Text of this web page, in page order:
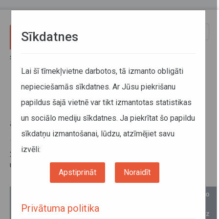
Sākums
Par starptautisko pārvadājumu atļauju skaitu 2015.gadam
Par starptautisko pārvadājumu
atļauju skaitu 2015.gadam
19. novembris 2015
2015.gada starptautisko autopārvadājumu atļauju kvotas
un uz 19.11.2015 saņemto atļauju skaits:
Saņemto
skaits uz
Sīkdatnes
Lai šī tīmekļvietne darbotos, tā izmanto obligāti
nepieciešamās sīkdatnes. Ar Jūsu piekrišanu
papildus šajā vietnē var tikt izmantotas statistikas
un sociālo mediju sīkdatnes. Ja piekrītat šo papildu
sīkdatņu izmantošanai, lūdzu, atzīmējiet savu
izvēli:
Apstiprināt Noraidīt
Privātuma politika